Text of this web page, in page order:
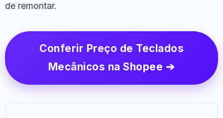
de remontar.
Conferir Preço de Teclados
Mecânicos na Shopee ➔